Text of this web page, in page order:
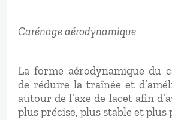
Carénage aérodynamique
La forme aérodynamique du
de réduire la traînée et
autour de l’axe de lacet afin
plus précise, plus stable et